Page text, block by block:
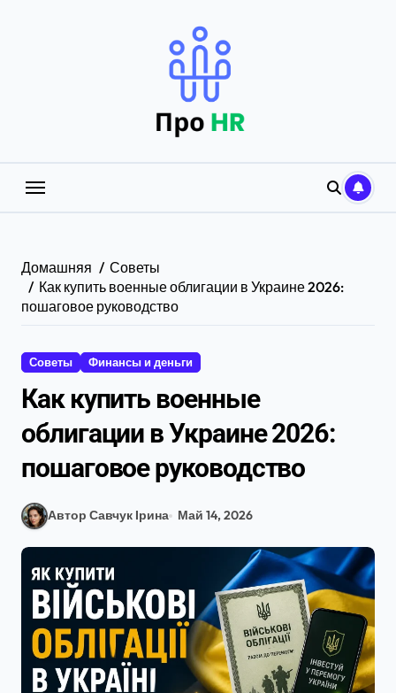
Домашняя
Советы
Как купить военные облигации в Украине 2026:
пошаговое руководство
Советы Финансы и деньги
Как купить военные
облигации в Украине 2026:
пошаговое руководство
Автор Савчук Ірина Май 14, 2026